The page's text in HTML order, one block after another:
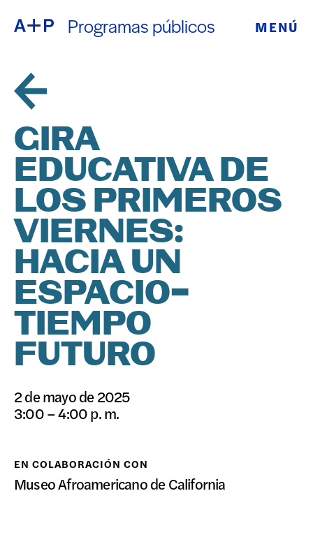
Programas públicos MENÚ
EDUCACIÓN
JUVENTUD
DE CRIANZA
PROGRAMAS
PÚBLICOS
ARCHIVO
DONAR
ESPAÑOL
普通话
日本語
GIRA
EDUCATIVA DE
LOS PRIMEROS
VIERNES:
HACIA UN
ESPACIO-
TIEMPO
FUTURO
2 de mayo de 2025
3:00 – 4:00 p. m.
EN COLABORACIÓN CON
Museo Afroamericano de California